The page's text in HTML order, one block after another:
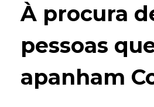
À procura
pessoas
apanham